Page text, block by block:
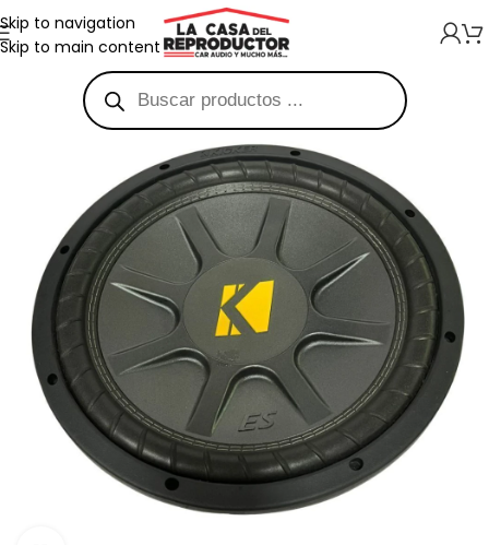
Skip to navigation
Skip to main content